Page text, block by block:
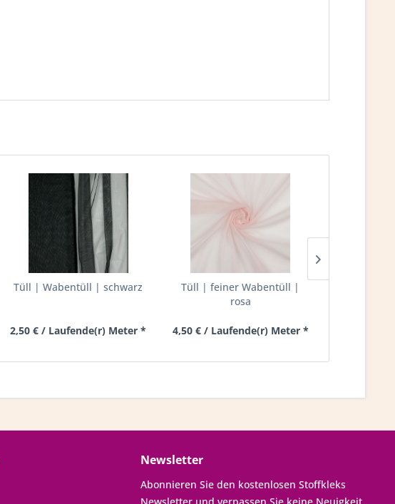
Tüll | Wabentüll | schwarz
2,50 € / Laufende(r) Meter *
Tüll | feiner Wabentüll |
rosa
4,50 € / Laufende(r) Meter *
Newsletter
Abonnieren Sie den kostenlosen Stoffkleks